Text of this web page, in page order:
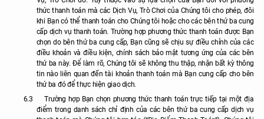
thức thanh toán mà các Dịch Vụ, Trò Chơi của Chúng tôi cho phép, đôi
khi Bạn có thể thanh toán cho Chúng tôi hoặc cho các bên thứ ba cung
cấp dịch vụ thanh toán. Trường hợp phương thức thanh toán được Bạn
chọn do bên thứ ba cung cấp, Bạn cũng sẽ chịu sự điều chỉnh của các
điều khoản và điều kiện, chính sách bảo mật tương ứng của các bên
thứ ba này. Để làm rõ, Chúng tôi sẽ không thu thập, nhận bất kỳ thông
tin nào liên quan đến tài khoản thanh toán mà Bạn cung cấp cho bên
thứ ba đó để thực hiện giao dịch.
6.3
Trường hợp Bạn chọn phương thức thanh toán trực tiếp tại một địa
điểm trong danh sách chỉ định của các bên thứ ba cung cấp dịch vụ